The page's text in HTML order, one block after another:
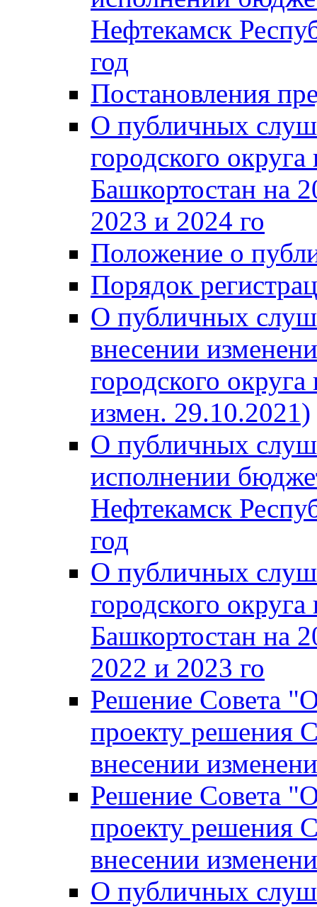
Нефтекамск
год
Постановления
О публичных
городского
Башкортостан на
2023 и 2024 го
Положение о
Порядок
О публичных
внесении
городского
измен. 29.10.2021)
О публичных
исполнении
Нефтекамск
год
О публичных
городского
Башкортостан на
2022 и 2023 го
Решение Совета
проекту решения
внесении
Решение Совета
проекту решения
внесении
О публичных